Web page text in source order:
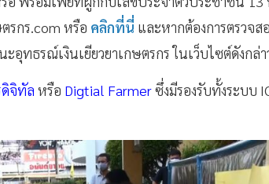
รกร.com หรือ คลิกที่นี่ และหากต้องการตรวจ
อุทธรณ์เงินเยียวยาเกษตรกร ในเว็บไซต์ดังกล่
จิทัล หรือ Digtial Farmerซึ่งมีรองรับทั้งระบบ